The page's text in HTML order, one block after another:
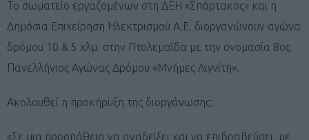
Το σωματείο εργαζομένων στη ΔΕΗ «Σπάρτακος» και η
Δημόσια Επιχείρηση Ηλεκτρισμού Α.Ε. διοργανώνουν αγώνα
δρόμου 10 & 5 χλμ. στην Πτολεμαΐδα με την ονομασία 8ος
Πανελλήνιος Αγώνας Δρόμου «Μνήμες Λιγνίτη».
Ακολουθεί η προκήρυξη της διοργάνωσης:
«Σε μια προσπάθεια να αναδείξει και να επιβραβεύσει, με